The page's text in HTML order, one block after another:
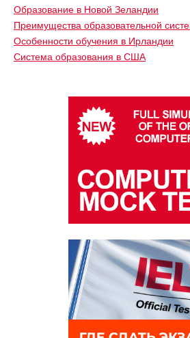
Образование в Новой Зеландии
Преимущества образовательной
Особенности обучения в Ирландии
Система образования в США